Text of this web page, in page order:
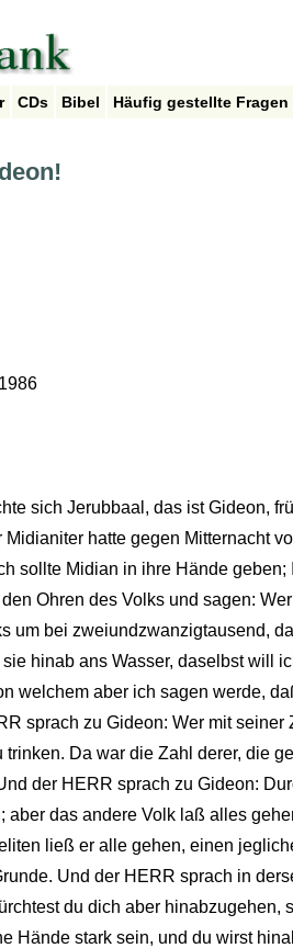
CDs Bibel Häufig gestellte Fragen
sich Jerubbaal, das ist Gideon,
hatte gegen Mitternacht
sollte Midian in ihre Hände
Ohren des Volks und sagen:
um bei zweiundzwanzigtausend,
hinab ans Wasser, daselbst will
welchem aber ich sagen werde,
sprach zu Gideon: Wer mit
Da war die Zahl derer, die
der HERR sprach zu Gideon:
das andere Volk laß alles
ließ er alle gehen, einen
Und der HERR sprach in
du dich aber
Hände stark sein, und du wirst